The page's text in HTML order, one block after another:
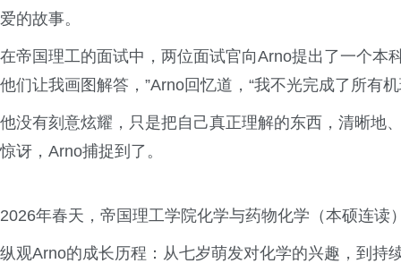
爱的故事。
在帝国理工的面试中，两位面试官向Arno提出了一个
他们让我画图解答，”Arno回忆道，“我不光完成了所有
他没有刻意炫耀，只是把自己真正理解的东西，清晰地
惊讶，Arno捕捉到了。
2026年春天，帝国理工学院化学与药物化学（本硕连读
纵观Arno的成长历程：从七岁萌发对化学的兴趣，到持